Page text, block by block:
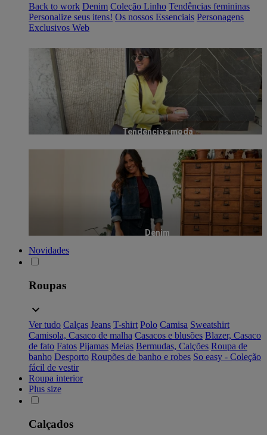
Back to work Denim Coleção Linho Tendências femininas
Personalize seus itens! Os nossos Essenciais Personagens
Exclusivos Web
Tendências moda
Denim
Novidades
Roupas
Ver tudo Calças Jeans T-shirt Polo Camisa Sweatshirt
Camisola, Casaco de malha Casacos e blusões Blazer, Casaco
de fato Fatos Pijamas Meias Bermudas, Calções Roupa de
banho Desporto Roupões de banho e robes So easy - Coleção
fácil de vestir
Roupa interior
Plus size
Calçados